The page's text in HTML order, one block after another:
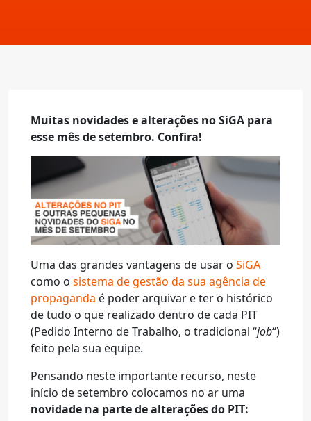
Muitas novidades e alterações no SiGA para
esse mês de setembro. Confira!
Uma das grandes vantagens de usar o SiGA
como o sistema de gestão da sua agência de
propaganda é poder arquivar e ter o histórico
de tudo o que realizado dentro de cada PIT
(Pedido Interno de Trabalho, o tradicional “job“)
feito pela sua equipe.
Pensando neste importante recurso, neste
início de setembro colocamos no ar uma
novidade na parte de alterações do PIT: